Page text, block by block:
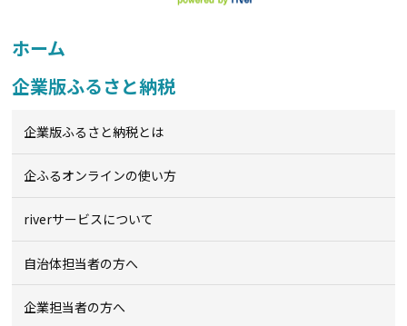
ホーム
企業版ふるさと納税
企業版ふるさと納税とは
企ふるオンラインの使い方
riverサービスについて
自治体担当者の方へ
企業担当者の方へ